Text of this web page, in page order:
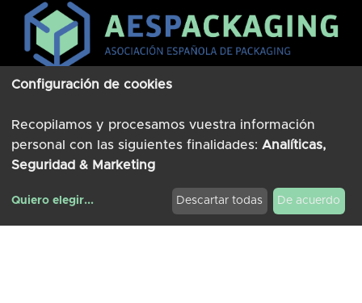
Contacta
location_on Plaça Espanya s/n (
aespackaging@graphispack.org
phone932 332 250
Modificar cookies
Configuración de cookies
Recopilamos y procesamos vuestra información
personal con las siguientes finalidades: Analíticas,
Seguridad & Marketing
Quiero elegir... Descartar todas De acuerdo